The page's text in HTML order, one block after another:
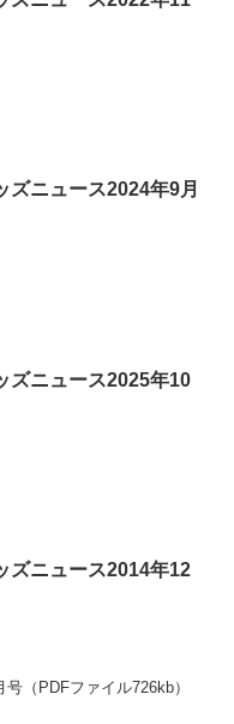
ズニュース2024年9月
ズニュース2025年10
ズニュース2014年12
（PDFファイル726kb）